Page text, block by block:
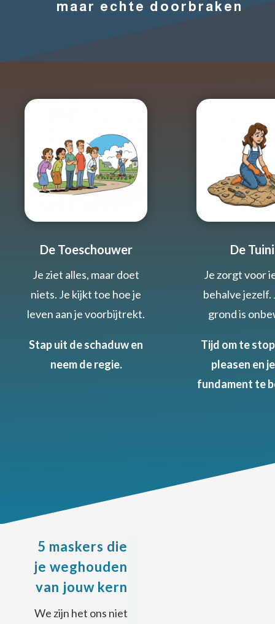
maar echte doorbraken
De Toeschouwer
Je ziet alles, maar doet
niets. Je kijkt toe hoe je
leven aan je voorbijtrekt.
Stap uit de schaduw en
neem de regie.
De
Je zorgt voor
behalve jezelf.
grond is
Tijd om te
pleasen en
fundament te
5 maskers die
je weghouden
van jouw kern
We zijn het ons niet